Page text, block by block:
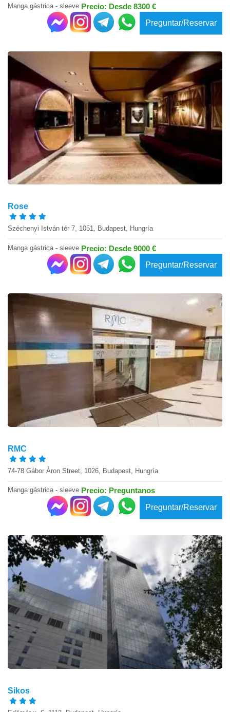
Manga gástrica - sleeve Precio: Desde 8300 €
Preguntar/Reservar
Rose
Széchenyi István tér 7, 1051, Budapest, Hungría
Manga gástrica - sleeve Precio: Desde 9000 €
Preguntar/Reservar
RMC
74-78 Gábor Áron Street, 1026, Budapest, Hungría
Manga gástrica - sleeve Precio: Preguntanos
Preguntar/Reservar
Sikos